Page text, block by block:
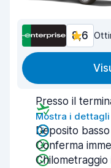
8,6
Presso il
Mostra i
Deposito basso
Conferma
Chilometraggio